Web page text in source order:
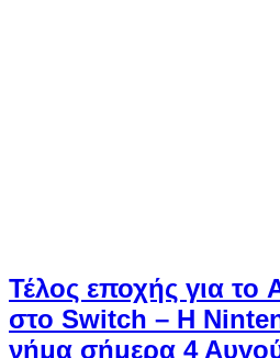
Τέλος εποχής για το
στο Switch – Η
νήμα σήμερα 4